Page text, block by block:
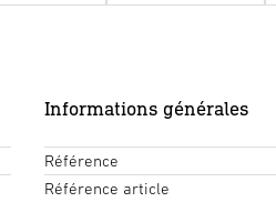
Informations générales
Référence
Référence article